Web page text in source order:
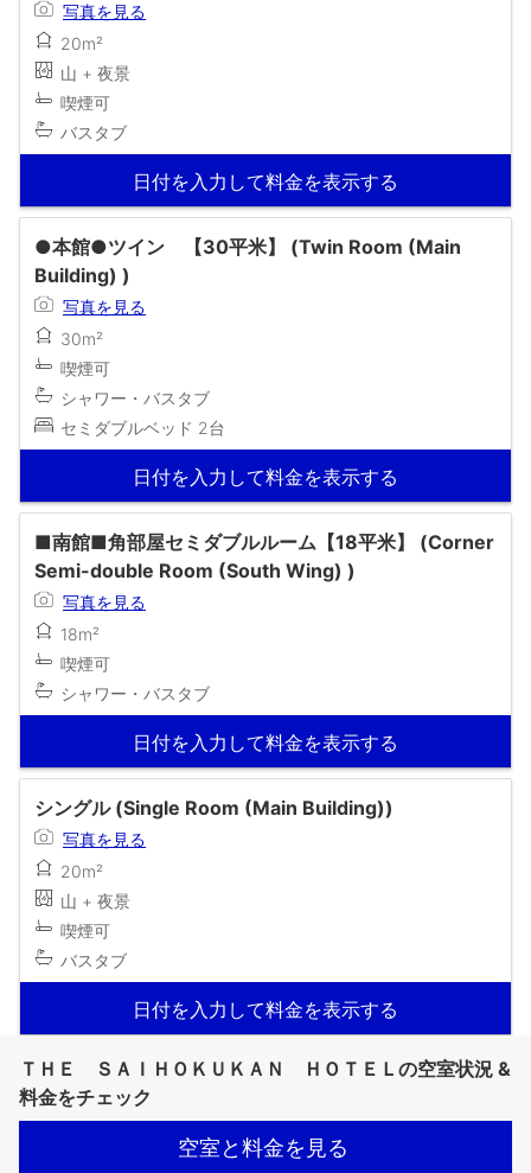
写真を見る
20m²
山 + 夜景
喫煙可
バスタブ
日付を入力して料金を表示する
●本館●ツイン 【30平米】 (Twin Room (Main
Building) )
写真を見る
30m²
喫煙可
シャワー・バスタブ
セミダブルベッド 2台
日付を入力して料金を表示する
■南館■角部屋セミダブルルーム【18平米】 (Corner
Semi-double Room (South Wing) )
写真を見る
18m²
喫煙可
シャワー・バスタブ
日付を入力して料金を表示する
シングル (Single Room (Main Building))
写真を見る
20m²
山 + 夜景
喫煙可
バスタブ
日付を入力して料金を表示する
ＴＨＥ ＳＡＩＨＯＫＵＫＡＮ ＨＯＴＥＬの空室状況 &
料金をチェック
空室と料金を見る